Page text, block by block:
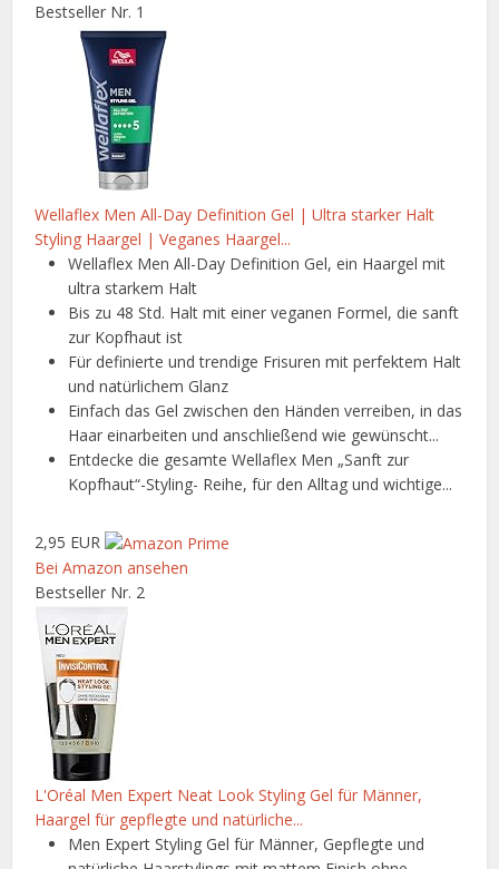
Bestseller Nr. 1
Wellaflex Men All-Day Definition Gel | Ultra starker Halt
Styling Haargel | Veganes Haargel...
Wellaflex Men All-Day Definition Gel, ein Haargel mit
ultra starkem Halt
Bis zu 48 Std. Halt mit einer veganen Formel, die sanft
zur Kopfhaut ist
Für definierte und trendige Frisuren mit perfektem Halt
und natürlichem Glanz
Einfach das Gel zwischen den Händen verreiben, in das
Haar einarbeiten und anschließend wie gewünscht...
Entdecke die gesamte Wellaflex Men „Sanft zur
Kopfhaut“-Styling- Reihe, für den Alltag und wichtige...
2,95 EUR
Bei Amazon ansehen
Bestseller Nr. 2
L'Oréal Men Expert Neat Look Styling Gel für Männer,
Haargel für gepflegte und natürliche...
Men Expert Styling Gel für Männer, Gepflegte und